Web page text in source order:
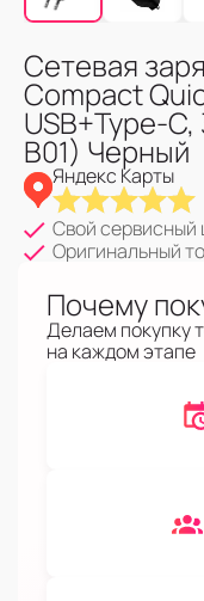
Сетевая
Compact
USB+Type-C,
B01) Черный
Яндекс Карты
Свой сервисный
Оригинальный
Почему
Делаем покупку
на каждом этапе